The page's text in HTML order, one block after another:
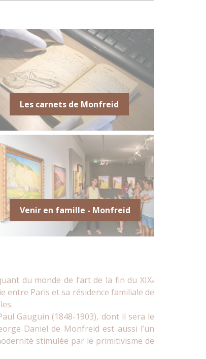
Les carnets de Monfreid
Venir en famille - Monfreid
du monde de l’art de la fin du XIXe
entre Paris et sa résidence familiale de
Gauguin (1848-1903), dont il sera le
Daniel de Monfreid est aussi l’un
stimulée par le primitivisme de